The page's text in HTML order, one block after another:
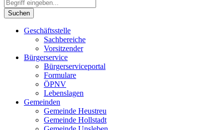
Geschäftsstelle
Sachbereiche
Vorsitzender
Bürgerservice
Bürgerserviceportal
Formulare
ÖPNV
Lebenslagen
Gemeinden
Gemeinde Heustreu
Gemeinde Hollstadt